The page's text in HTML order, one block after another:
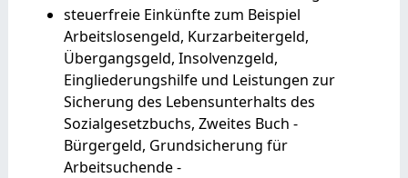
steuerfreie Einkünfte zum Beispiel
Arbeitslosengeld, Kurzarbeitergeld,
Übergangsgeld, Insolvenzgeld,
Eingliederungshilfe und Leistungen zur
Sicherung des Lebensunterhalts des
Sozialgesetzbuchs, Zweites Buch -
Bürgergeld, Grundsicherung für
Arbeitsuchende -